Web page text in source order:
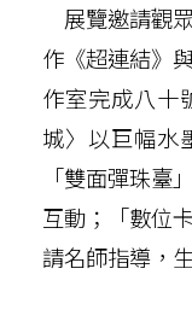
展覽邀請觀
作《超連結》
作室完成八十
城〉以巨幅水
「雙面彈珠臺
互動；「數位
請名師指導，